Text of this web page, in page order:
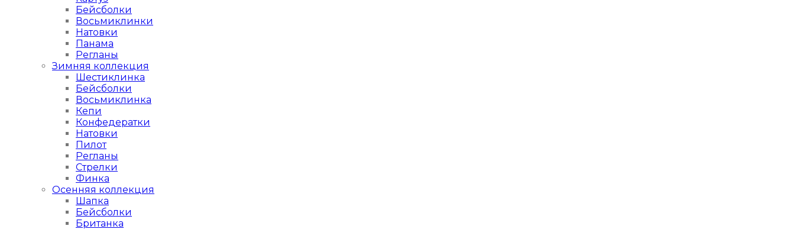
Бейсболки
Восьмиклинки
Натовки
Панама
Регланы
Зимняя коллекция
Шестиклинка
Бейсболки
Восьмиклинка
Кепи
Конфедератки
Натовки
Пилот
Регланы
Стрелки
Финка
Осенняя коллекция
Шапка
Бейсболки
Британка